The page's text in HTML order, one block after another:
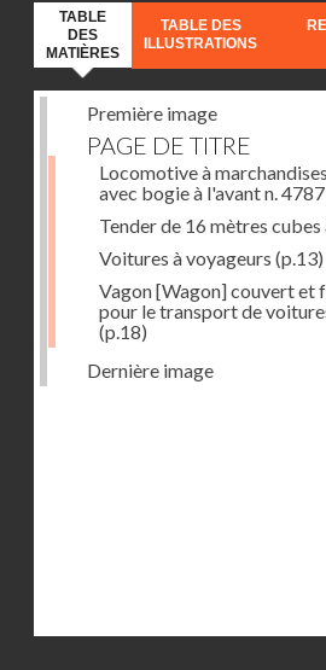
TABLE
DES
MATIÈRES
TABLE DES
ILLUSTRATIONS
Première image
PAGE DE TITRE
Locomotive à
avec bogie à l'avant n. 4787
Tender de 16 mètres cubes
Voitures à voyageurs (p.13)
Vagon [Wagon] couvert et
pour le transport de
(p.18)
Dernière image